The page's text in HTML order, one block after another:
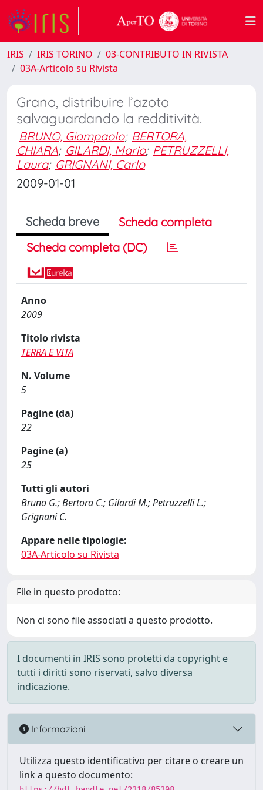
IRIS IRIS TORINO
03-CONTRIBUTO IN RIVISTA
03A-Articolo su Rivista
Grano, distribuire l’azoto
salvaguardando la redditività.
BRUNO, Giampaolo; BERTORA,
CHIARA; GILARDI, Mario; PETRUZZELLI,
Laura; GRIGNANI, Carlo
2009-01-01
Scheda breve
Scheda completa
Scheda completa (DC)
Anno
2009
Titolo rivista
TERRA E VITA
N. Volume
5
Pagine (da)
22
Pagine (a)
25
Tutti gli autori
Bruno G.; Bertora C.; Gilardi M.; Petruzzelli L.;
Grignani C.
Appare nelle tipologie:
03A-Articolo su Rivista
File in questo prodotto:
Non ci sono file associati a questo prodotto.
I documenti in IRIS sono protetti da copyright e
tutti i diritti sono riservati, salvo diversa
indicazione.
Informazioni
Utilizza questo identificativo per citare o creare un
link a questo documento: